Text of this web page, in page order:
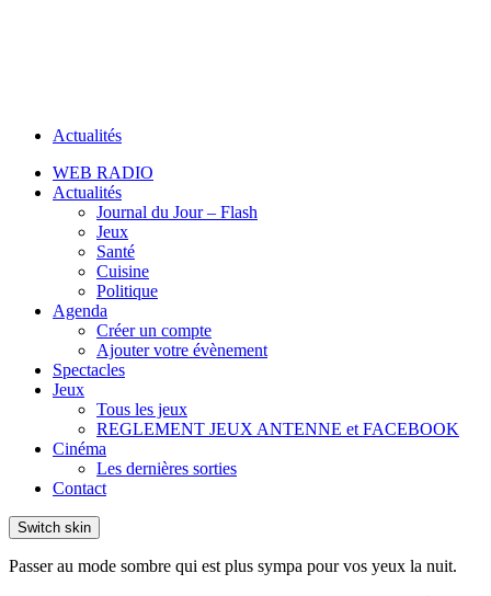
Actualités
WEB RADIO
Actualités
Journal du Jour – Flash
Jeux
Santé
Cuisine
Politique
Agenda
Créer un compte
Ajouter votre évènement
Spectacles
Jeux
Tous les jeux
REGLEMENT JEUX ANTENNE et FACEBOOK
Cinéma
Les dernières sorties
Contact
Switch skin
Passer au mode sombre qui est plus sympa pour vos yeux la nuit.